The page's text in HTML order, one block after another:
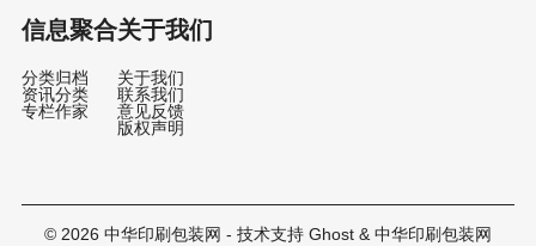
信息聚合
分类归档
资讯分类
专栏作家
关于我们
关于我们
联系我们
意见反馈
版权声明
© 2026 中华印刷包装网 - 技术支持 Ghost & 中华印刷包装网